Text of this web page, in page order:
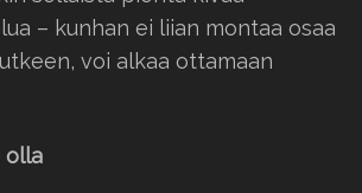
– kunhan ei liian montaa osaa
voi alkaa ottamaan
olla